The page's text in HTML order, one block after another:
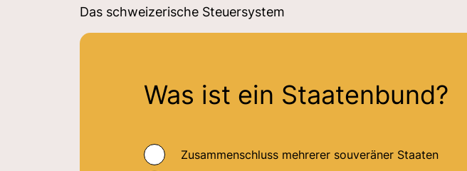
Das schweizerische Steuersystem
Was ist ein Staatenbund?
Zusammenschluss mehrerer souveräner Staaten